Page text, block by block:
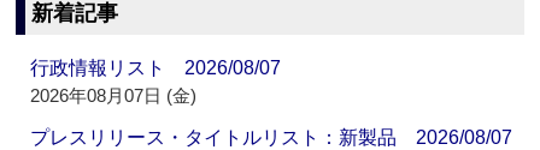
新着記事
行政情報リスト 2026/08/07
2026年08月07日 (金)
プレスリリース・タイトルリスト：新製品 2026/08/07